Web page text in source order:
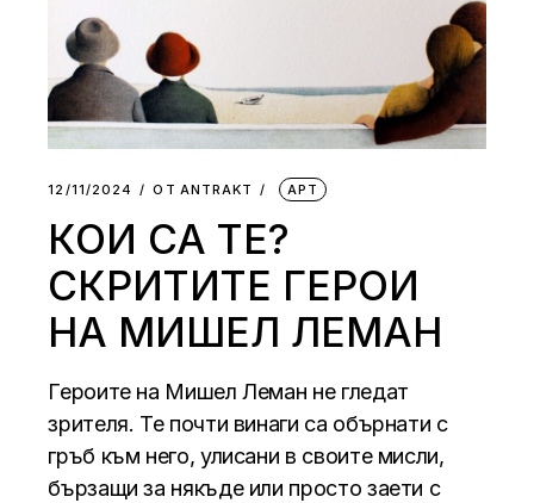
12/11/2024 ОТ АNTRAKT АРТ
КОИ СА ТЕ?
СКРИТИТЕ ГЕРОИ
НА МИШЕЛ ЛЕМАН
Героите на Мишел Леман не гледат
зрителя. Те почти винаги са обърнати с
гръб към него, улисани в своите мисли,
бързащи за някъде или просто заети с